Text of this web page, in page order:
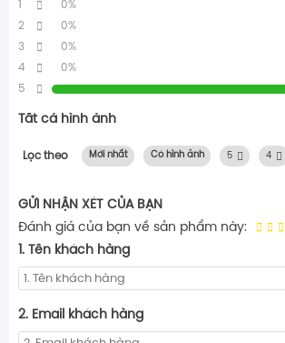
0%
2
0%
3
0%
4
0%
5
Tất cả hình ảnh
Lọc theo Mới nhất Có hình ảnh 5 4
GỬI NHẬN XÉT CỦA BẠN
Đánh giá của bạn về sản phẩm này:
1. Tên khách hàng
2. Email khách hàng